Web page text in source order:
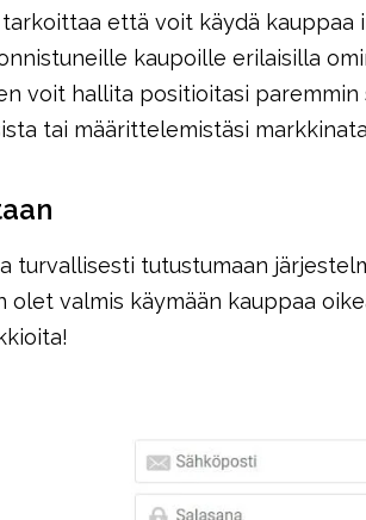
että voit käydä kauppaa
kaupoille erilaisilla
voit hallita positioitasi
tai määrittelemistäsi
turvallisesti tutustumaan
valmis käymään kauppaa